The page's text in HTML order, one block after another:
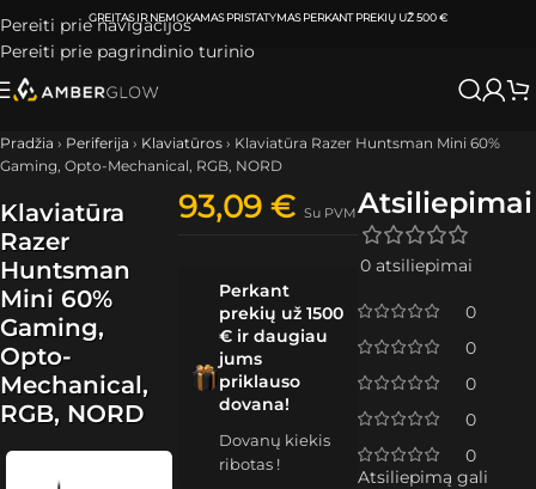
Pereiti prie navigacijos
Pereiti prie pagrindinio turinio
ATSIIMKITE UŽSAKYMĄKLAIPĖDOJE IR VILNIUJEPER0-3 DARBO DIENAS.
Pradžia › Periferija › Klaviatūros › Klaviatūra Razer Huntsman Mini 60%
Gaming, Opto-Mechanical, RGB, NORD
Klaviatūra
Razer
Huntsman
Mini 60%
Gaming,
Opto-
Mechanical,
RGB, NORD
93,09€ Su PVM
Perkant
prekių už 1500
€ ir daugiau
jums
priklauso
dovana!
Dovanų kiekis
ribotas !
Atsiliepimai
0 atsiliepimai
0
0
0
0
0
Atsiliepimą gali